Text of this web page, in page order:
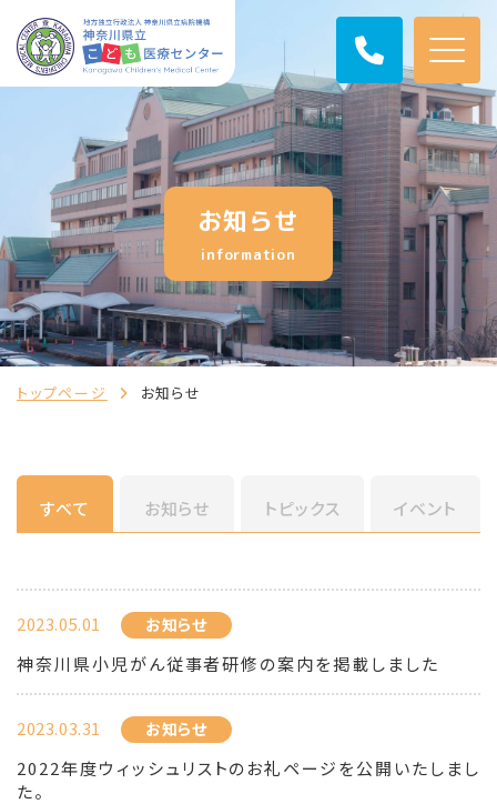
お知らせ
information
トップページ お知らせ
すべて お知らせ トピックス イベント
2023.05.01 お知らせ
神奈川県小児がん従事者研修の案内を掲載しました
2023.03.31 お知らせ
2022年度ウィッシュリストのお礼ページを公開いたしまし
た。